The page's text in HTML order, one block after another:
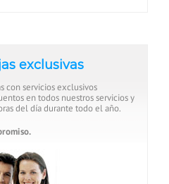
exclusivas
con servicios exclusivos
en todos nuestros servicios y
del día durante todo el año.